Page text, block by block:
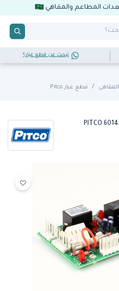
المطاعم والمقاهي
تبحث عن قطع غيار؟
قطع غيار Pitco
PITCO